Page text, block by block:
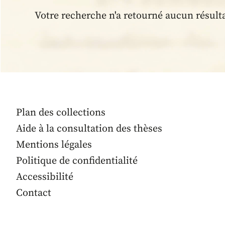
Votre recherche n'a retourné aucun
Plan des collections
Aide à la consultation des thèses
Mentions légales
Politique de confidentialité
Accessibilité
Contact